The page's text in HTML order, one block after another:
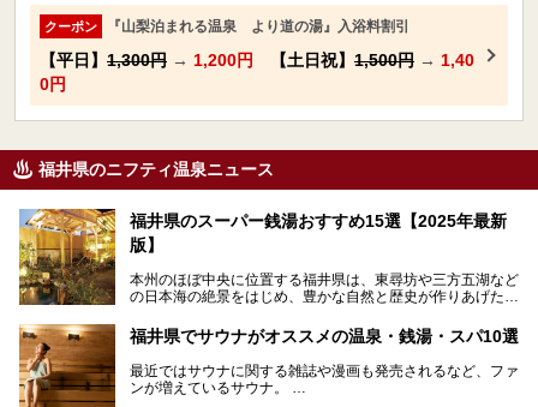
クーポン 『山梨泊まれる温泉 より道の湯』入浴料割引
【平日】 1,300円 → 1,200円 【土日祝】 1,500円 → 1,40
0円
福井県のニフティ温泉ニュース
福井県のスーパー銭湯おすすめ15選【2025年最新
版】
本州のほぼ中央に位置する福井県は、東尋坊や三方五湖など
の日本海の絶景をはじめ、豊かな自然と歴史が作りあげた見
る海産物、越前そば、ソースかつ丼などのグルメも人気で
す。
2024年春の北陸新幹線の延伸により、関西地方のみならず
首都圏からもアクセスしやすくなりました。今回は、そんな
福井県でおすすめのスーパー銭湯をご紹介します。
福井県でサウナがオススメの温泉・銭湯・スパ10選
最近ではサウナに関する雑誌や漫画も発売されるなど、ファ
ンが増えているサウナ。